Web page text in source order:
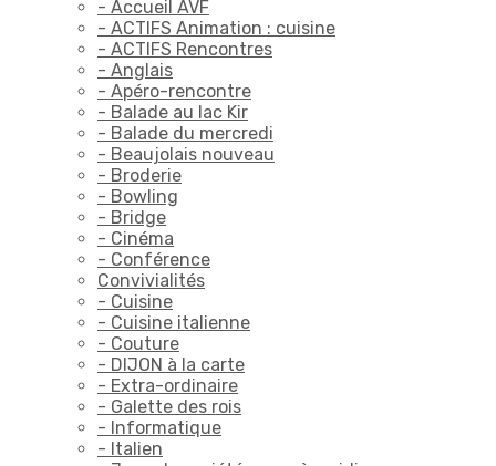
- Accueil AVF
- ACTIFS Animation : cuisine
- ACTIFS Rencontres
- Anglais
- Apéro-rencontre
- Balade au lac Kir
- Balade du mercredi
- Beaujolais nouveau
- Broderie
- Bowling
- Bridge
- Cinéma
- Conférence
Convivialités
- Cuisine
- Cuisine italienne
- Couture
- DIJON à la carte
- Extra-ordinaire
- Galette des rois
- Informatique
- Italien